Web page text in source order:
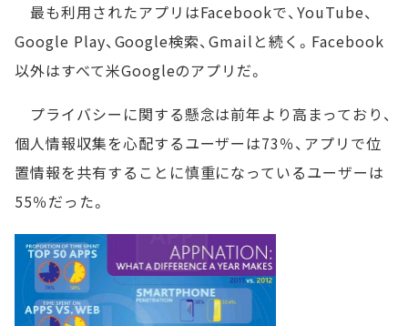
最も利用されたアプリはFacebookで、YouTube、
Google Play、Google検索、Gmailと続く。Facebook
以外はすべて米Googleのアプリだ。
プライバシーに関する懸念は前年より高まっており、
個人情報収集を心配するユーザーは73％、アプリで位
置情報を共有することに慎重になっているユーザーは
55％だった。